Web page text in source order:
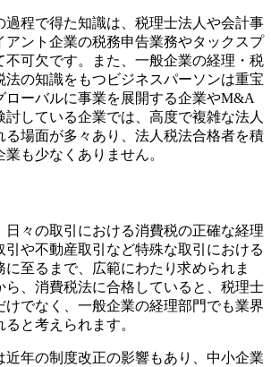
過程で得た知識は、税理士法人や会計事
アント企業の税務申告業務やタックスプ
不可欠です。また、一般企業の経理・税
法の知識をもつビジネスパーソンは重宝
ローバルに事業を展開する企業やM&A
討している企業では、高度で複雑な法人
る場面が多々あり、法人税法合格者を積
も少なくありません。
日々の取引における消費税の正確な経理
引や不動産取引など特殊な取引における
至るまで、広範にわたり求められま
ら、消費税法に合格していると、税理士
けでなく、一般企業の経理部門でも業界
と考えられます。
近年の制度改正の影響もあり、中小企業